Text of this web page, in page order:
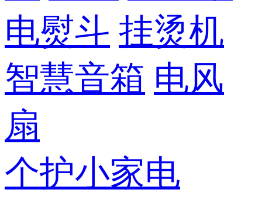
电熨斗 挂烫机
智慧音箱 电风
扇
个护小家电